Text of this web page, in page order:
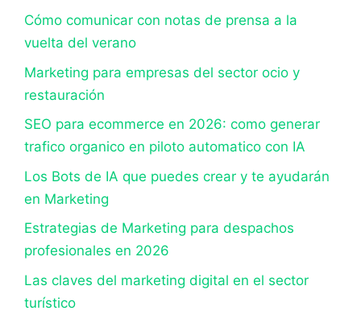
Cómo comunicar con notas de prensa a la
vuelta del verano
Marketing para empresas del sector ocio y
restauración
SEO para ecommerce en 2026: como generar
trafico organico en piloto automatico con IA
Los Bots de IA que puedes crear y te ayudarán
en Marketing
Estrategias de Marketing para despachos
profesionales en 2026
Las claves del marketing digital en el sector
turístico